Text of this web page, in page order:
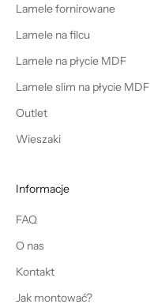
Lamele fornirowane
Lamele na filcu
Lamele na płycie MDF
Lamele slim na płycie MDF
Outlet
Wieszaki
Informacje
FAQ
O nas
Kontakt
Jak montować?